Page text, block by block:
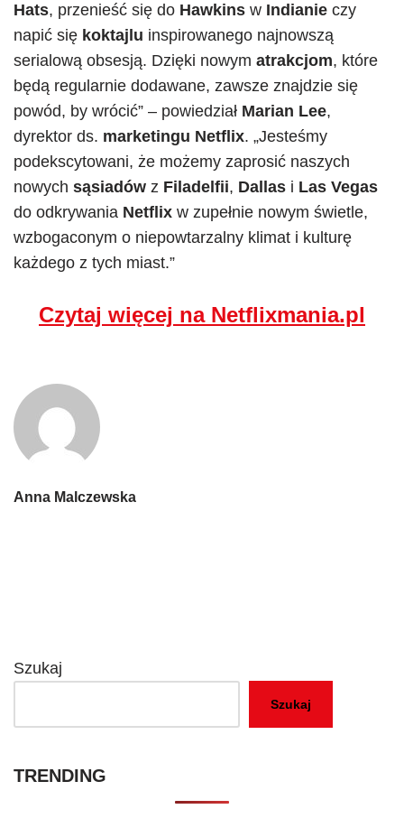
Hats, przenieść się do Hawkins w Indianie czy
napić się koktajlu inspirowanego najnowszą
serialową obsesją. Dzięki nowym atrakcjom, które
będą regularnie dodawane, zawsze znajdzie się
powód, by wrócić” – powiedział Marian Lee,
dyrektor ds. marketingu Netflix. „Jesteśmy
podekscytowani, że możemy zaprosić naszych
nowych sąsiadów z Filadelfii, Dallas i Las Vegas
do odkrywania Netflix w zupełnie nowym świetle,
wzbogaconym o niepowtarzalny klimat i kulturę
każdego z tych miast.”
Czytaj więcej na Netflixmania.pl
Anna Malczewska
Szukaj
Szukaj
TRENDING